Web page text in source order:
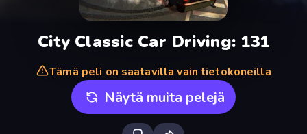
City Classic Car Driving: 131
Tämä peli on saatavilla vain tietokoneilla
Näytä muita pelejä